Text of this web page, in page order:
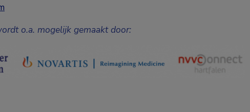
o.a. mogelijk gemaakt door: